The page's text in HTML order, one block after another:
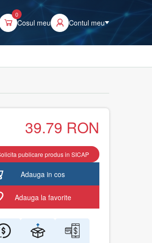
0
Cosul meu Contul meu
39.79 RON
publicare produs in SICAP
Adauga in cos
Adauga la favorite